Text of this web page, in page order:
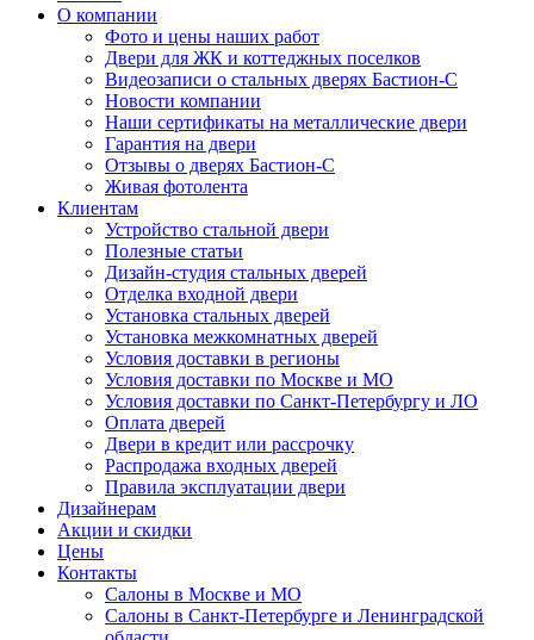
О компании
Фото и цены наших работ
Двери для ЖК и коттеджных поселков
Видеозаписи о стальных дверях Бастион-С
Новости компании
Наши сертификаты на металлические двери
Гарантия на двери
Отзывы о дверях Бастион-С
Живая фотолента
Клиентам
Устройство стальной двери
Полезные статьи
Дизайн-студия стальных дверей
Отделка входной двери
Установка стальных дверей
Установка межкомнатных дверей
Условия доставки в регионы
Условия доставки по Москве и МО
Условия доставки по Санкт-Петербургу и ЛО
Оплата дверей
Двери в кредит или рассрочку
Распродажа входных дверей
Правила эксплуатации двери
Дизайнерам
Акции и скидки
Цены
Контакты
Салоны в Москве и МО
Салоны в Санкт-Петербурге и Ленинградской